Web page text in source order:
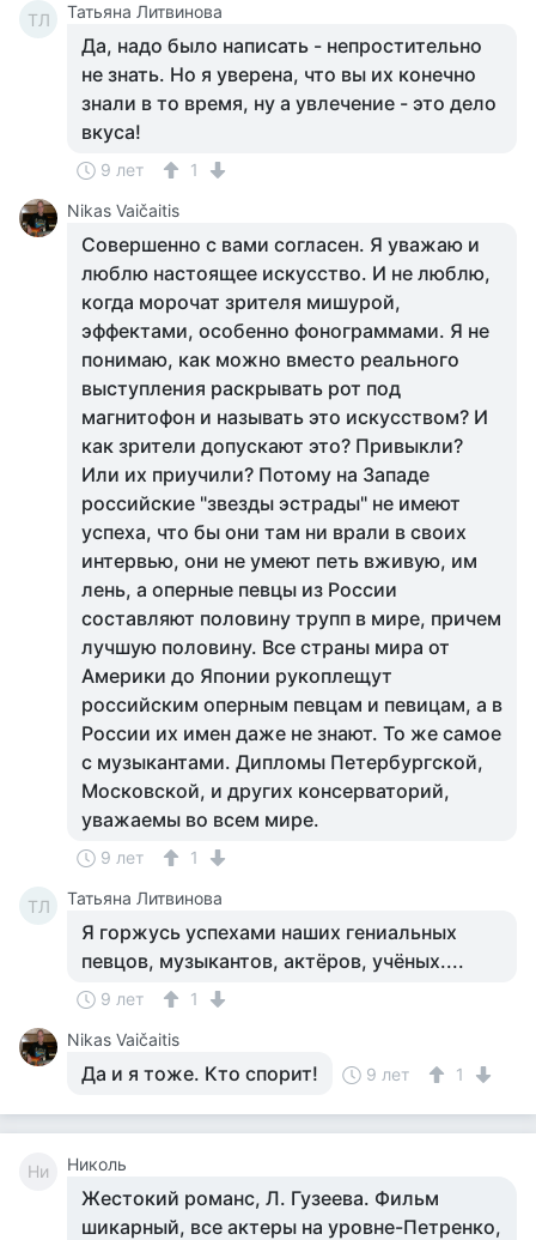
ТЛ Татьяна Литвинова
Да, надо было написать - непростительно
не знать. Но я уверена, что вы их конечно
знали в то время, ну а увлечение - это дело
вкуса!
9 лет
1
Nikas Vaičaitis
Совершенно с вами согласен. Я уважаю и
люблю настоящее искусство. И не люблю,
когда морочат зрителя мишурой,
эффектами, особенно фонограммами. Я не
понимаю, как можно вместо реального
выступления раскрывать рот под
магнитофон и называть это искусством? И
как зрители допускают это? Привыкли?
Или их приучили? Потому на Западе
российские "звезды эстрады" не имеют
успеха, что бы они там ни врали в своих
интервью, они не умеют петь вживую, им
лень, а оперные певцы из России
составляют половину трупп в мире, причем
лучшую половину. Все страны мира от
Америки до Японии рукоплещут
российским оперным певцам и певицам, а в
России их имен даже не знают. То же самое
с музыкантами. Дипломы Петербургской,
Московской, и других консерваторий,
уважаемы во всем мире.
9 лет 1
ТЛ Татьяна Литвинова
Я горжусь успехами наших гениальных
певцов, музыкантов, актёров, учёных....
9 лет
1
Nikas Vaičaitis
Да и я тоже. Кто спорит! 9 лет 1
Ни Николь
Жестокий романс, Л. Гузеева. Фильм
шикарный, все актеры на уровне-Петренко,